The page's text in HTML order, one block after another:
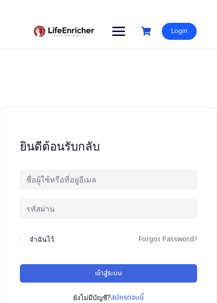
Login
ยินดีต้อนรับกลับ
จำฉันไว้ Forgot Password?
เข้าสู่ระบบ
ยังไม่มีบัญชี?สมัครตอนนี้